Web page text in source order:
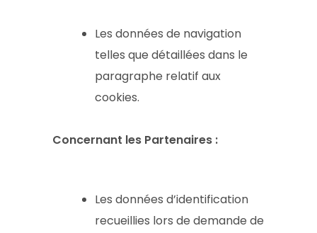
Les données de navigation
telles que détaillées dans le
paragraphe relatif aux
cookies.
Concernant les Partenaires :
Les données d’identification
recueillies lors de demande de